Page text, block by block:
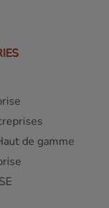
de gamme